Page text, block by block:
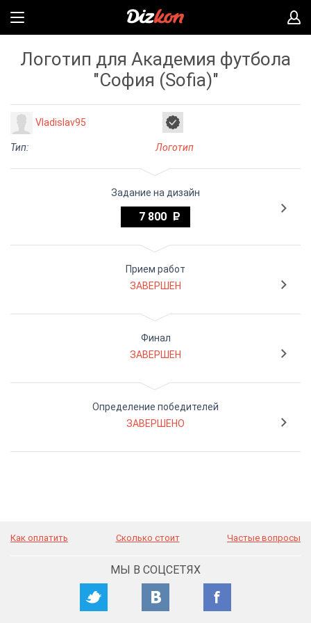
Логотип для Академия футбола
"София (Sofia)"
Vladislav95
Тип: Логотип
Задание на дизайн
7 800
Прием работ
ЗАВЕРШЕН
Финал
ЗАВЕРШЕН
Определение победителей
ЗАВЕРШЕНО
Как оплатить Сколько стоит Частые вопросы
МЫ В СОЦСЕТЯХ